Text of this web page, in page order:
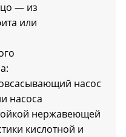
— из
или
насос
насоса
нержавеющей
кислотной и